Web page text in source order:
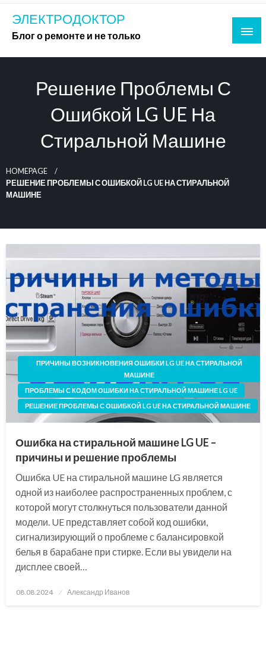
Skip
content
ЭЛЕКТРОДОКТОР
Блог о ремонте и не только
Решение Проблемы С
Ошибкой LG UE На
Стиральной Машине
HOMEPAGE
РЕШЕНИЕ ПРОБЛЕМЫ С ОШИБКОЙ LG UE НА СТИРАЛЬНОЙ
МАШИНЕ
ПРИЧИНЫ ВОЗНИКНОВЕНИЯ ОШИБКИ LG UE НА СТИРАЛЬНОЙ
МАШИНЕ
ПРОБЛЕМЫ С КОДОМ ОШИБКИ НА СТИРАЛЬНОЙ МАШИНЕ LG UE
РЕШЕНИЕ ПРОБЛЕМЫ С ОШИБКОЙ LG UE НА СТИРАЛЬНОЙ МАШИНЕ
Ошибка на стиральной машине LG UE –
причины и решение проблемы
Ошибка UE на стиральной машине LG является
одной из наиболее распространенных проблем, с
которой могут столкнуться пользователи данной
модели. UE представляет собой код ошибки,
сигнализирующий о проблеме с балансировкой
белья в барабане при стирке. Если вы увидели на
дисплее своей…
Posted
08.08.2024 Александр Иванов